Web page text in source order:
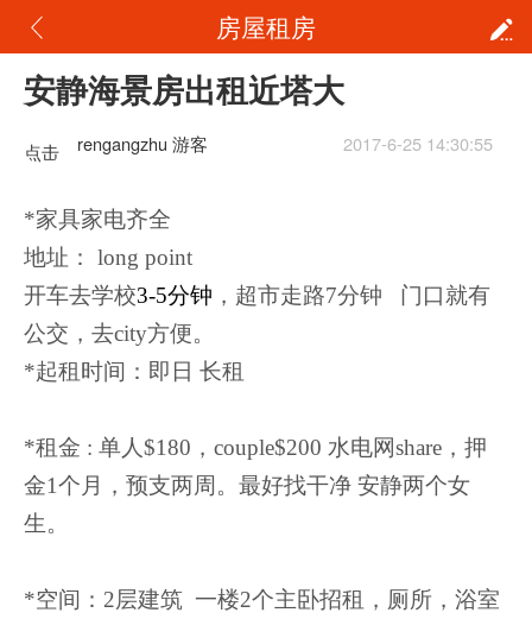
房屋租房
安静海景房出租近塔大
点击
加载
rengangzhu 游客 2017-6-25 14:30:55
*家具家电齐全
地址： long point
开车去学校3-5分钟 ，超市走路7分钟 门口就有
公交，去city方便。
*起租时间：即日 长租
*租金 : 单人$180，couple$200 水电网share，押
金1个月，预支两周。最好找干净 安静两个女
生。
*空间：2层建筑 一楼2个主卧招租，厕所，浴室